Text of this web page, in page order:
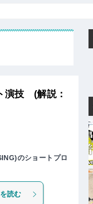
演技 (解説：
のショートプロ
読む